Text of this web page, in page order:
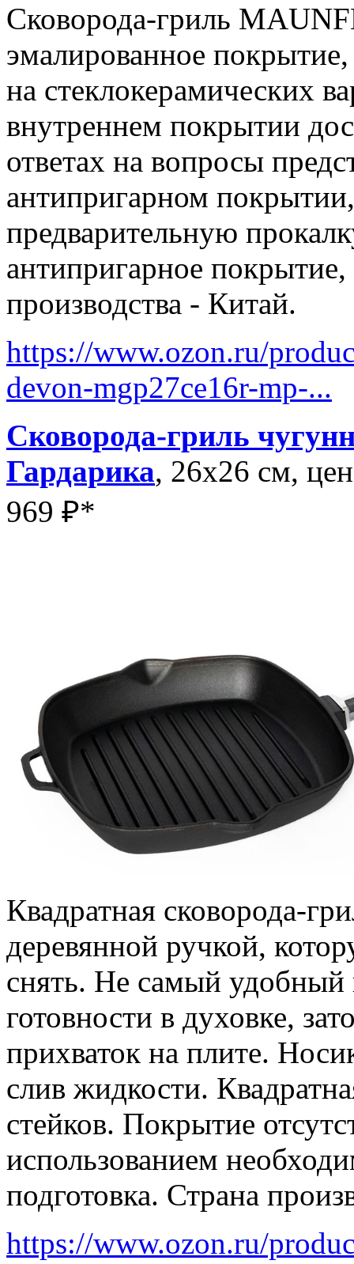
Сковорода-гриль
эмалированное
на стеклокерамических
внутреннем покрытии
ответах на вопросы
антипригарном
предварительную
антипригарное
производства - Китай.
https://www.ozon.ru/
devon-mgp27ce16r-mp-...
Сковорода-гриль
Гардарика, 26x26 см,
969 ₽*
Квадратная сковорода-
деревянной ручкой,
снять. Не самый удобный
готовности в духовке,
прихваток на плите.
слив жидкости.
стейков. Покрытие
использованием
подготовка. Страна
https://www.ozon.ru/